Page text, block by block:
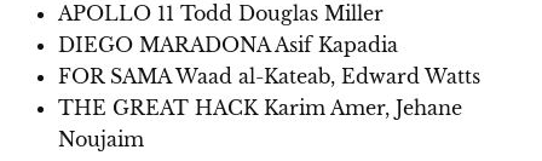
APOLLO 11 Todd Douglas Miller
DIEGO MARADONA Asif Kapadia
FOR SAMA Waad al-Kateab, Edward Watts
THE GREAT HACK Karim Amer, Jehane
Noujaim